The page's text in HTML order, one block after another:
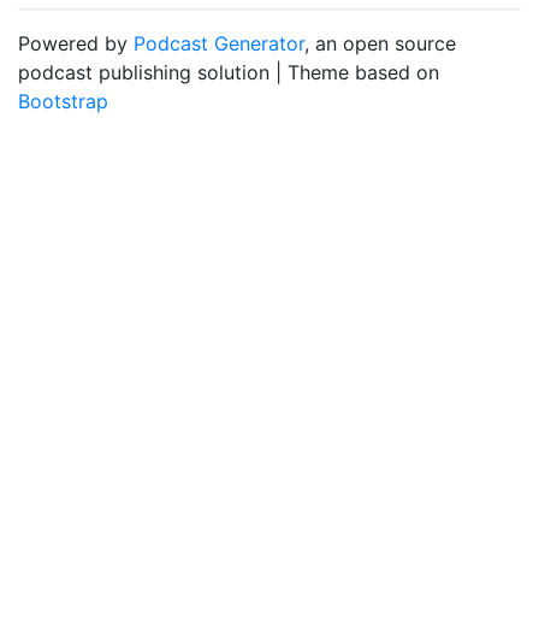
Powered by Podcast Generator, an open source
podcast publishing solution | Theme based on
Bootstrap